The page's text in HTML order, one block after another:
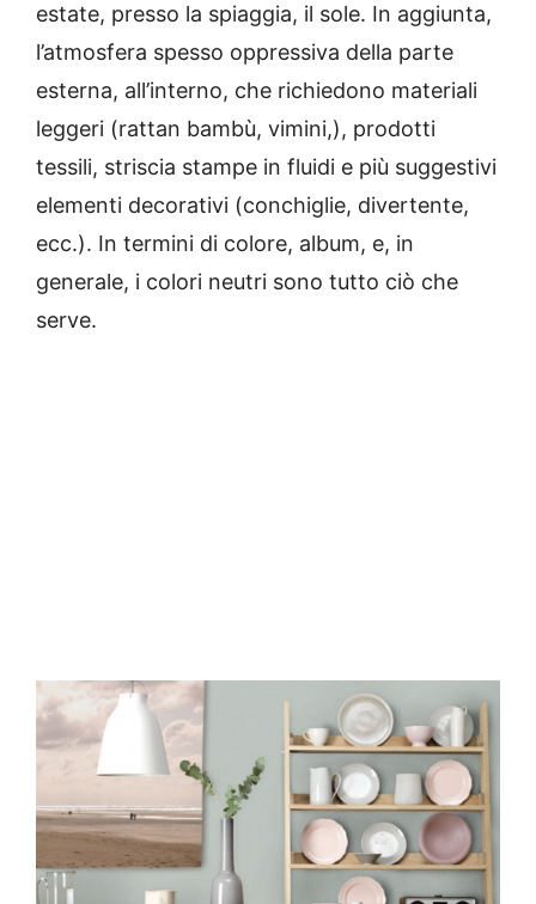
estate, presso la spiaggia, il sole. In aggiunta,
l’atmosfera spesso oppressiva della parte
esterna, all’interno, che richiedono materiali
leggeri (rattan bambù, vimini,), prodotti
tessili, striscia stampe in fluidi e più suggestivi
elementi decorativi (conchiglie, divertente,
ecc.). In termini di colore, album, e, in
generale, i colori neutri sono tutto ciò che
serve.